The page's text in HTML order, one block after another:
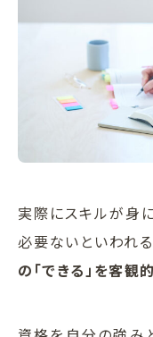
実際にスキルが身
必要ないといわれる
の「できる」を客観